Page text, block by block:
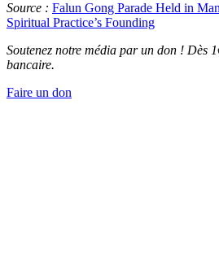
Source : Falun Gong Parade Held in
Spiritual Practice’s Founding
Soutenez notre média par un don ! Dès
bancaire.
Faire un don